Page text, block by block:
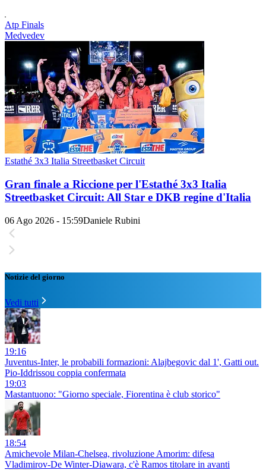
Atp Finals
Medvedev
Estathé 3x3 Italia Streetbasket Circuit
Gran finale a Riccione per l'Estathé 3x3 Italia
Streetbasket Circuit: All Star e DKB regine d'Italia
06 Ago 2026 - 15:59Daniele Rubini
Notizie del giorno
Vedi tutti
19:16
Juventus-Inter, le probabili formazioni: Alajbegovic dal 1', Gatti out.
Pio-Iddrissou coppia confermata
19:03
Mastantuono: "Giorno speciale, Fiorentina è club storico"
18:54
Amichevole Milan-Chelsea, rivoluzione Amorim: difesa
Vladimirov-De Winter-Diawara, c'è Ramos titolare in avanti